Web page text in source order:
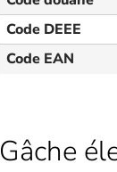
Code DEEE
Code EAN
Gâche